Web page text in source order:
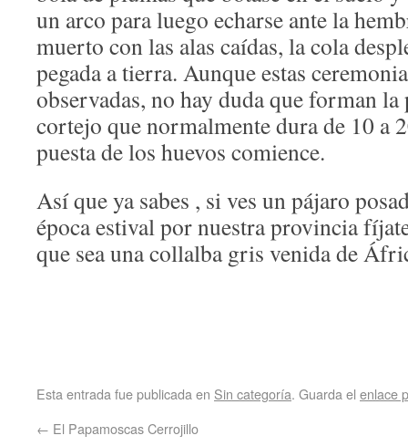
un arco para luego echarse ante la
muerto con las alas caídas, la cola
pegada a tierra. Aunque estas
observadas, no hay duda que forman
cortejo que normalmente dura de 10 a
puesta de los huevos comience.
Así que ya sabes , si ves un pájaro
época estival por nuestra provincia
que sea una collalba gris venida de
Esta entrada fue publicada en Sin categoría. Guarda el enlace
← El Papamoscas Cerrojillo